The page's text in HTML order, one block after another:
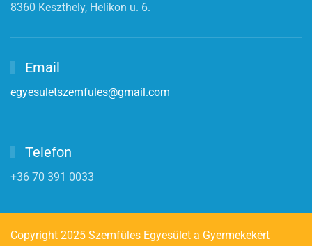
8360 Keszthely, Helikon u. 6.
Email
egyesuletszemfules@gmail.com
Telefon
+36 70 391 0033
Copyright 2025 Szemfüles Egyesület a Gyermekekért